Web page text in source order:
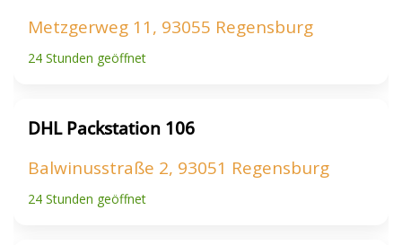
Metzgerweg 11, 93055 Regensburg
24 Stunden geöffnet
DHL Packstation 106
Balwinusstraße 2, 93051 Regensburg
24 Stunden geöffnet